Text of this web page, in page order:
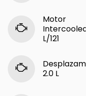
Motor
L/121
2.0 L